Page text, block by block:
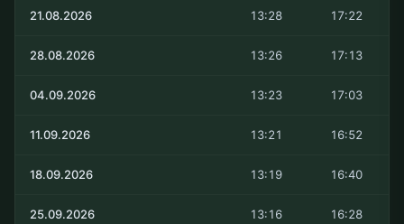
21.08.2026 13:28 17:22
28.08.2026 13:26 17:13
04.09.2026 13:23 17:03
11.09.2026 13:21 16:52
18.09.2026 13:19 16:40
25.09.2026 13:16 16:28